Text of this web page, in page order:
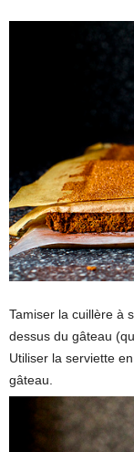
Tamiser la cuillère à
dessus du gâteau
Utiliser la serviette
gâteau.